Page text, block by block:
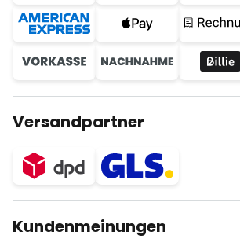
Versandpartner
Kundenmeinungen